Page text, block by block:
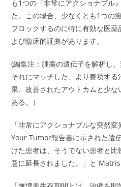
も1つの『非常にアクショナブル
た。この場合、少なくとも1つの
ブロックするのに特に有効な医
よび臨床的証拠があります。
(編集注：腫瘍の遺伝子を解析し
それにマッチした、より奏功す
果、改善されたアウトカムと少
ある。）
「非常にアクショナブルな突然
Your Tumor報告書に示された遺
けた患者は、そうでない患者と
意に延長されました。」と